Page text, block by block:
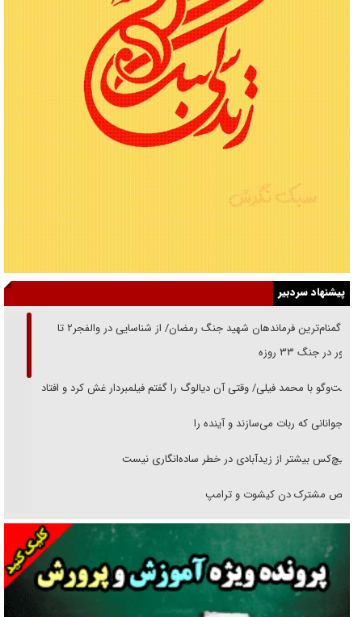
پیشنهاد سردبیر
از گمنام‌ترین فرماندهان شهید جنگ رمضان/ از شناسایی در والفجر۲ تا
حضور در جنگ ۳۳ روزه
گفت‌وگو با محمد فیلی/ وقتی آن دیالوگ را گفتم فیلمبردار غش کرد و افتاد
نوجوانانی که ربات می‌سازند و آینده را
هیچ‌کس بیشتر از زیدآبادی در خطر ساده‌انگاری نیست
رقص مشترک دن کیشوت و ترامپ
دنده دولت به واگذاری مسئله‌دار ایران‌خودرو/ خصوصی‌سازی یا انحصار؟
غریزه‌ی بقا و آقای باقی و رفقا
جراحی‌های زیبایی با مدرک فوق‌دیپلم! + گفت‌وگو با متهم